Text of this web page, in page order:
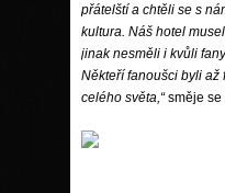
přátelští a chtěli se s
kultura. Náš hotel
jinak nesměli i kvůli
Někteří fanoušci byli až
celého světa,“směje se